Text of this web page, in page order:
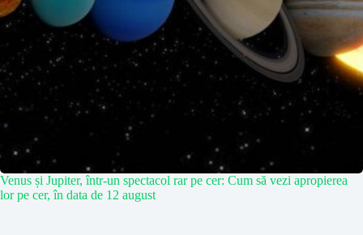
Venus și Jupiter, într-un spectacol rar pe cer: Cum să vezi apropierea
lor pe cer, în data de 12 august